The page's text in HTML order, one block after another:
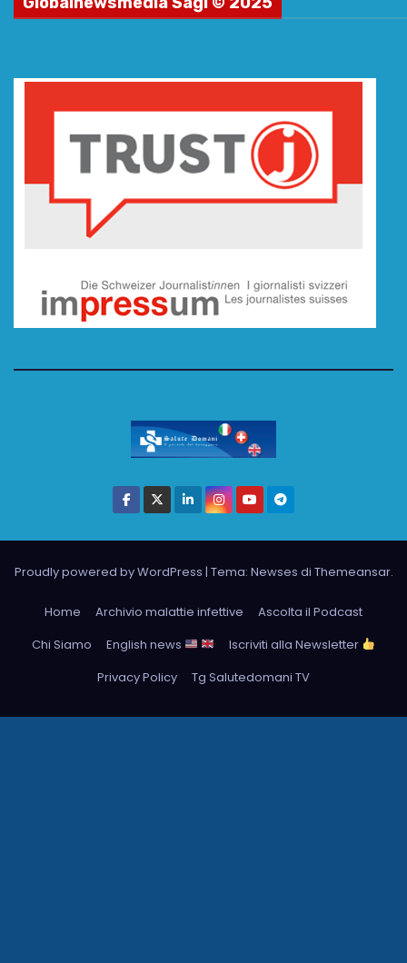
Proudly powered by WordPress | Tema: Newses di Themeansar.
Home Archivio malattie infettive
Ascolta il Podcast
Chi Siamo
English news
Iscriviti alla Newsletter
Privacy Policy
Tg Salutedomani TV